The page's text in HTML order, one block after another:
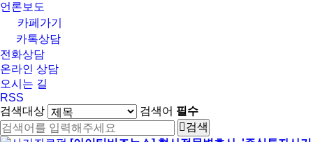
언론보도
카페가기
카톡상담
전화상담
온라인 상담
오시는 길
RSS
검색대상
검색어 필수
검색